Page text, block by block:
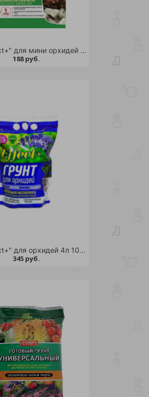
Грунт "Effect+" для мини орхидей +пеностекло в подарок /25
188 руб.
Грунт "Effect+" для орхидей 4л 10*30 /10
345 руб.